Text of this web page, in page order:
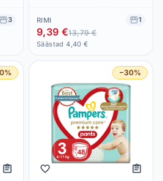
3 RIMI 1
9,39 €13,79 €
Säästad 4,40 €
−30%